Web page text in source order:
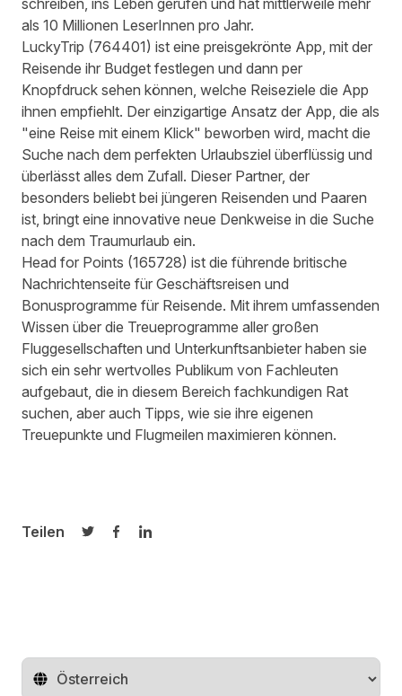
schreiben, ins Leben gerufen und hat mittlerweile mehr
als 10 Millionen LeserInnen pro Jahr.
LuckyTrip (764401) ist eine preisgekrönte App, mit der
Reisende ihr Budget festlegen und dann per
Knopfdruck sehen können, welche Reiseziele die App
ihnen empfiehlt. Der einzigartige Ansatz der App, die als
"eine Reise mit einem Klick" beworben wird, macht die
Suche nach dem perfekten Urlaubsziel überflüssig und
überlässt alles dem Zufall. Dieser Partner, der
besonders beliebt bei jüngeren Reisenden und Paaren
ist, bringt eine innovative neue Denkweise in die Suche
nach dem Traumurlaub ein.
Head for Points (165728) ist die führende britische
Nachrichtenseite für Geschäftsreisen und
Bonusprogramme für Reisende. Mit ihrem umfassenden
Wissen über die Treueprogramme aller großen
Fluggesellschaften und Unterkunftsanbieter haben sie
sich ein sehr wertvolles Publikum von Fachleuten
aufgebaut, die in diesem Bereich fachkundigen Rat
suchen, aber auch Tipps, wie sie ihre eigenen
Treuepunkte und Flugmeilen maximieren können.
Teilen
Auf Twitter teilen
Auf Facebook teilen
Auf LinkedIn teilen
Region ändern